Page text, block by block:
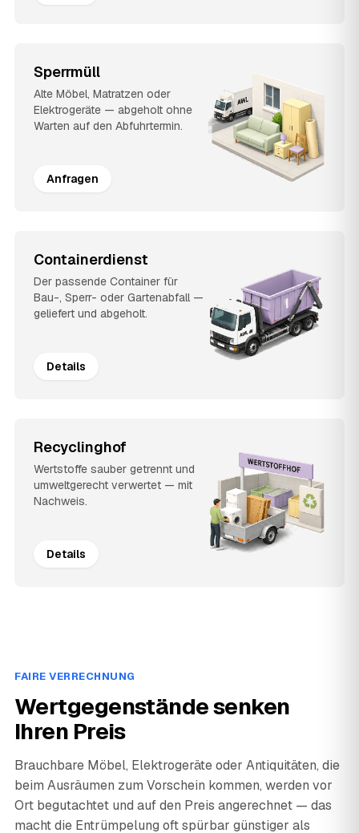
Sperrmüll
Alte Möbel, Matratzen oder
Elektrogeräte — abgeholt ohne
Warten auf den Abfuhrtermin.
Anfragen
Containerdienst
Der passende Container für
Bau-, Sperr- oder Gartenabfall —
geliefert und abgeholt.
Details
Recyclinghof
Wertstoffe sauber getrennt und
umweltgerecht verwertet — mit
Nachweis.
Details
FAIRE VERRECHNUNG
Wertgegenstände senken
Ihren Preis
Brauchbare Möbel, Elektrogeräte oder Antiquitäten, die
beim Ausräumen zum Vorschein kommen, werden vor
Ort begutachtet und auf den Preis angerechnet — das
macht die Entrümpelung oft spürbar günstiger als